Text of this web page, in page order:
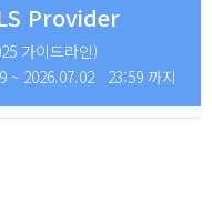
Provider
가이드라인)
~ 2026.07.02 23:59 까지